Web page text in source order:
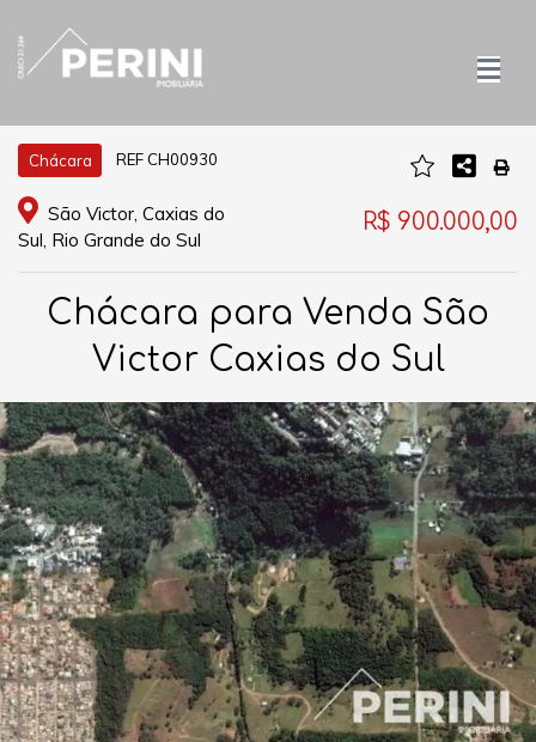
Chácara REF CH00930
São Victor, Caxias do
Sul, Rio Grande do Sul
R$ 900.000,00
Chácara para Venda São
Victor Caxias do Sul